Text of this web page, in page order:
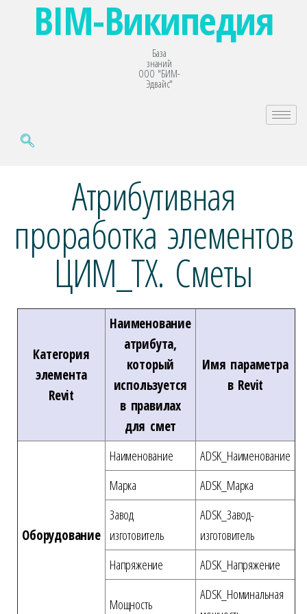
BIM-Википедия
База
знаний
ООО "БИМ-
Эдвайс"
Атрибутивная
проработка элементов
ЦИМ_ТХ. Сметы
Категория
элемента
Revit
Наименование
атрибута,
который
используется
в правилах
для смет
Имя параметра
в Revit
Оборудование
Наименование
ADSK_Наименование
Марка
ADSK_Марка
Завод
изготовитель
ADSK_Завод-
изготовитель
Напряжение
ADSK_Напряжение
Мощность
ADSK_Номинальная